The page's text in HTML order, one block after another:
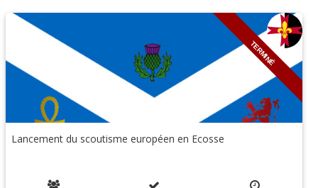
TERMINÉ
Lancement du scoutisme européen en Ecosse